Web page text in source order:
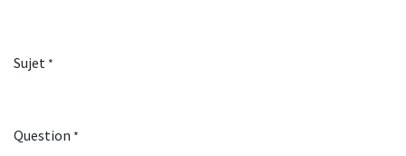
Sujet *
Question *